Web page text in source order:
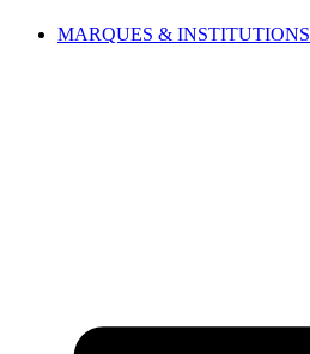
MARQUES & INSTITUTIONS